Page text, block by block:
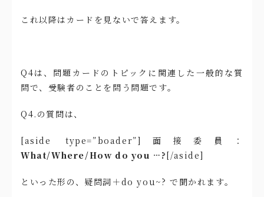
これ以降はカードを見ないで答えます。
Q4は、問題カードのトピックに関連した一般的な質
問で、受験者のことを問う問題です。
Q4.の質問は、
[aside type=”boader”]面接委員：
What/Where/How do you …?[/aside]
といった形の、疑問詞＋do you~? で聞かれます。